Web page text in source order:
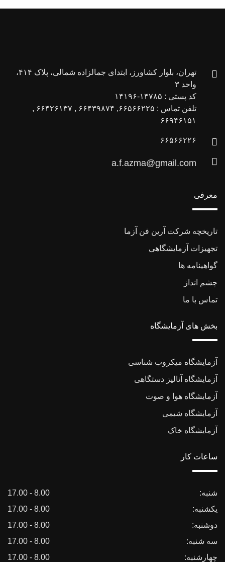
تهران، بلوار کشاورز، ابتدای جمالزاده شمالی، پلاک ۴۱۴،
واحد ۳
کد پستی : ۱۴۷۸۵-۱۴۱۹۶
تلفن تماس : ۶۶۵۶۶۲۲۵, ۶۶۴۳۹۸۷۴ , ۶۶۴۲۶۱۳۷ ,
۶۶۹۴۶۱۵۱
۶۶۵۶۶۲۲۶
a.f.azma@gmail.com
معرفی
تاریخچه شرکت آرین فن آزما
تجهیزات آزمایشگاهی
گواهینامه ها
چشم انداز
تماس با ما
بخش های آزمایشگاه
آزمایشگاه میکروب شناسی
آزمایشگاه آنالیز دستگاهی
آزمایشگاه هوا و صوت
آزمایشگاه شیمی
آزمایشگاه خاک
ساعات کار
شنبه:
8.00 - 17.00
یکشنبه:
8.00 - 17.00
دوشنبه:
8.00 - 17.00
سه شنبه:
8.00 - 17.00
چهارشنبه:
8.00 - 17.00